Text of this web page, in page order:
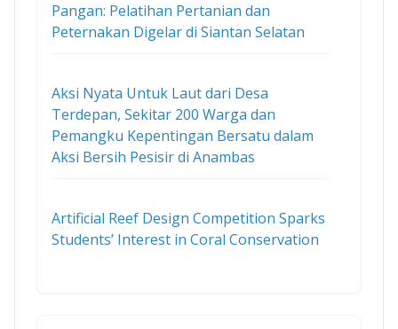
Pangan: Pelatihan Pertanian dan
Peternakan Digelar di Siantan Selatan
Aksi Nyata Untuk Laut dari Desa
Terdepan, Sekitar 200 Warga dan
Pemangku Kepentingan Bersatu dalam
Aksi Bersih Pesisir di Anambas
Artificial Reef Design Competition Sparks
Students’ Interest in Coral Conservation